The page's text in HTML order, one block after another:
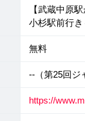
【武蔵中原駅
小杉駅前行
無料
--（第25回ジ
https://